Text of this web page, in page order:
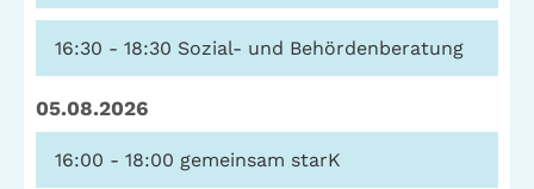
16:30 - 18:30 Sozial- und Behördenberatung
05.08.2026
16:00 - 18:00 gemeinsam starK